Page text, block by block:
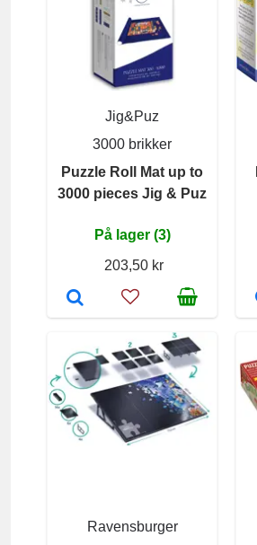
Jig&Puz
3000 brikker
Puzzle Roll Mat up to
3000 pieces Jig & Puz
På lager (3)
203,50 kr
Ravensburger